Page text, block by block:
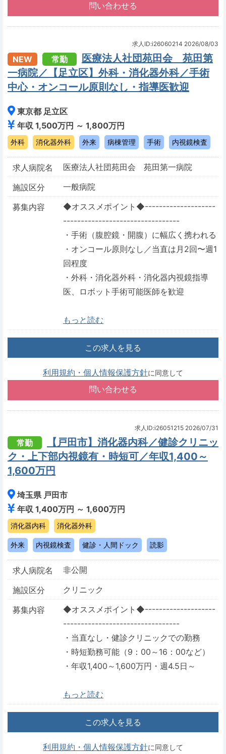
求人ID:i26060214 2026/08/03
NEW 常勤
医療法人社団苑田会 苑田第
一病院／【足立区】外科・消化器外科／手術
中心・オンコール原則なし・指導医歓迎
東京都 足立区
年収 1,500万円 ～ 1,800万円
外科 消化器外科 外来 病棟管理 手術 内視鏡検査
求人病院名
医療法人社団苑田会 苑田第一病院
施設区分
一般病院
募集内容
◆オススメポイント◆--------------------
---------------------------------
・手術（腹腔鏡・開腹）に幅広く携われる
・オンコール原則なし／当直は月2回〜週1
回程度
・外科・消化器外科・消化器内視鏡指導
医、ロボット手術可能医師を歓迎
もっと読む
この求人を見る
利用規約・個人情報保護方針に同意して
求人ID:i26051215 2026/07/31
常勤
【戸田市】消化器内科／健診クリニッ
ク・上下部内視鏡有・時短可／年収1,400～
1,600万円
埼玉県 戸田市
年収 1,400万円 ～ 1,600万円
消化器内科 消化器外科
外来 内視鏡検査 健診・人間ドック 読影
求人病院名
非公開
施設区分
クリニック
募集内容
◆オススメポイント◆--------------------
---------------------------------
・当直なし・健診クリニックでの勤務
・時短勤務可能（9：00～16：00など）
・年収1,400～1,600万円・週4.5日～
もっと読む
この求人を見る
利用規約・個人情報保護方針に同意して